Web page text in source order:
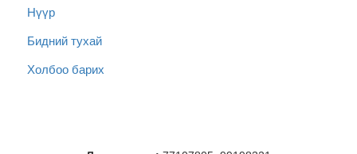
Нүүр
Бидний тухай
Холбоо барих